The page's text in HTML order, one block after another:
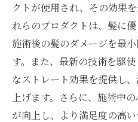
クトが使用され、その効果
れらのプロダクトは、髪に
施術後の髪のダメージを最
す。また、最新の技術を駆
なストレート効果を提供し
上げます。さらに、施術中
が向上し、より満足度の高